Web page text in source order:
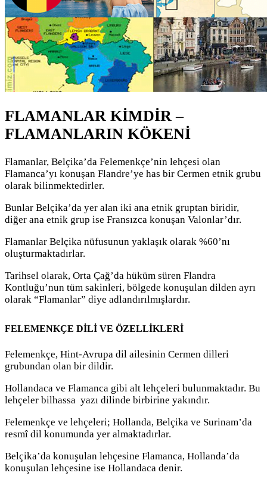
FLAMANLAR KİMDİR –
FLAMANLARIN KÖKENİ
Flamanlar, Belçika’da Felemenkçe’nin lehçesi olan
Flamanca’yı konuşan Flandre’ye has bir Cermen etnik grubu
olarak bilinmektedirler.
Bunlar Belçika’da yer alan iki ana etnik gruptan biridir,
diğer ana etnik grup ise Fransızca konuşan Valonlar’dır.
Flamanlar Belçika nüfusunun yaklaşık olarak %60’nı
oluşturmaktadırlar.
Tarihsel olarak, Orta Çağ’da hüküm süren Flandra
Kontluğu’nun tüm sakinleri, bölgede konuşulan dilden ayrı
olarak “Flamanlar” diye adlandırılmışlardır.
FELEMENKÇE DİLİ VE ÖZELLİKLERİ
Felemenkçe, Hint-Avrupa dil ailesinin Cermen dilleri
grubundan olan bir dildir.
Hollandaca ve Flamanca gibi alt lehçeleri bulunmaktadır. Bu
lehçeler bilhassa yazı dilinde birbirine yakındır.
Felemenkçe ve lehçeleri; Hollanda, Belçika ve Surinam’da
resmî dil konumunda yer almaktadırlar.
Belçika’da konuşulan lehçesine Flamanca, Hollanda’da
konuşulan lehçesine ise Hollandaca denir.